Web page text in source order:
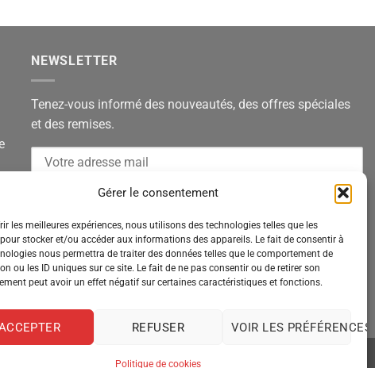
Gérer le consentement
les meilleures expériences, nous utilisons des technologies telles que les
stocker et/ou accéder aux informations des appareils. Le fait de consentir à
nous permettra de traiter des données telles que le comportement de
ou les ID uniques sur ce site. Le fait de ne pas consentir ou de retirer son
peut avoir un effet négatif sur certaines caractéristiques et fonctions.
REFUSER VOIR LES PRÉFÉRENCES
Politique de cookies
NEWSLETTER
Tenez-vous informé des nouveautés, des offres spéciales
et des remises.